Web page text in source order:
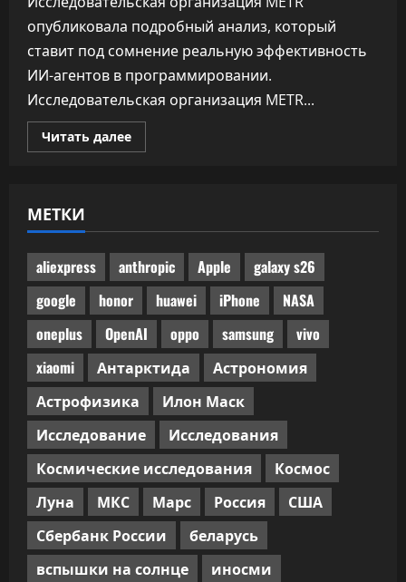
опубликовала подробный анализ, который
ставит под сомнение реальную эффективность
ИИ-агентов в программировании.
Исследовательская организация METR...
Читать далееПрочитать
больше
не
прошла
ручного
код-
ревью
МЕТКИ
aliexpress anthropic Apple
galaxy s26
google
honor huawei iPhone
NASA
oneplus
OpenAI oppo samsung
vivo
xiaomi
Антарктида
Астрономия
Астрофизика
Илон Маск
Исследование
Исследования
Космические исследования
Космос
Луна
МКС Марс Россия
США
Сбербанк России
беларусь
вспышки на солнце
иносми